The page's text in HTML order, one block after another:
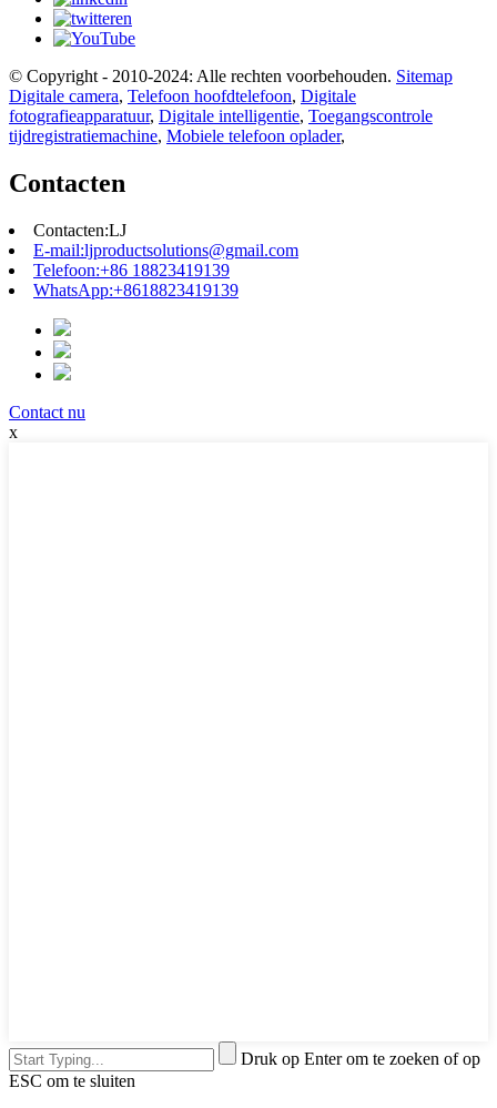
© Copyright - 2010-2024: Alle rechten voorbehouden. Sitemap
Digitale camera, Telefoon hoofdtelefoon, Digitale
fotografieapparatuur, Digitale intelligentie, Toegangscontrole
tijdregistratiemachine, Mobiele telefoon oplader,
Contacten
Contacten:LJ
E-mail:ljproductsolutions@gmail.com
Telefoon:+86 18823419139
WhatsApp:+8618823419139
Contact nu
x
Druk op Enter om te zoeken of op
ESC om te sluiten